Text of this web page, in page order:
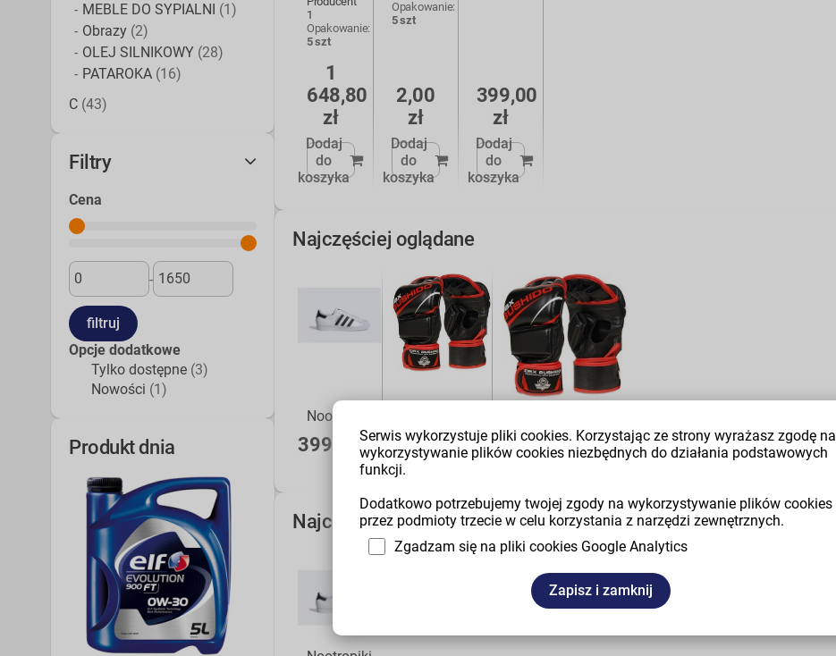
Serwis wykorzystuje pliki cookies. Korzystając ze strony wyrażasz zgodę na
wykorzystywanie plików cookies niezbędnych do działania podstawowych
funkcji.
Dodatkowo potrzebujemy twojej zgody na wykorzystywanie plików cookies
przez podmioty trzecie w celu korzystania z narzędzi zewnętrznych.
Zgadzam się na pliki cookies Google Analytics
Zapisz i zamknij
MEBLE DO SYPIALNI (1)
Obrazy (2)
OLEJ SILNIKOWY (28)
PATAROKA (16)
C (43)
Filtry
Cena
-
Opcje dodatkowe
Tylko dostępne (3)
Nowości (1)
Produkt dnia
1
Opakowanie:
5 szt
1
648,80
zł
Dodaj
do
koszyka
Opakowanie:
5 szt
2,00
zł
Dodaj
do
koszyka
399,00
zł
Dodaj
do
koszyka
Najczęściej oglądane
Nootropiki
399,00 zł 1 648,80 zł 2,00 zł
Najczęściej kupowane